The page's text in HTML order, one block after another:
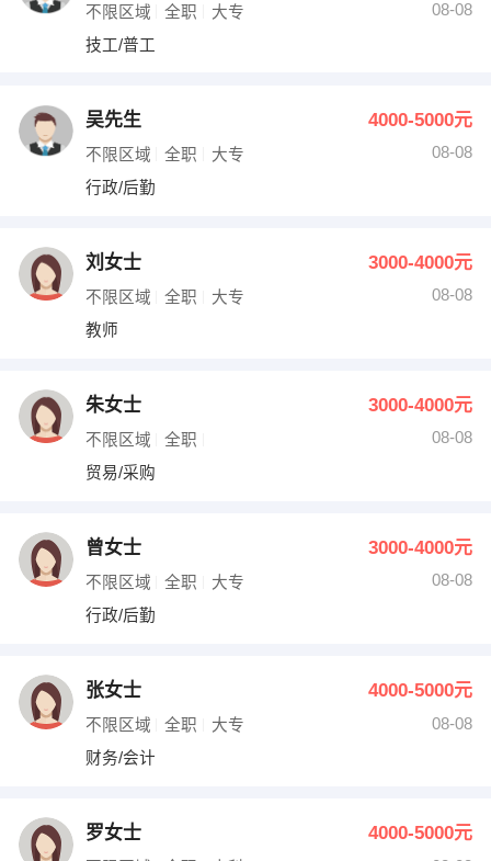
不限区域 全职 大专
08-08
技工/普工
吴先生 4000-5000元
不限区域 全职 大专
08-08
行政/后勤
刘女士 3000-4000元
不限区域 全职 大专
08-08
教师
朱女士 3000-4000元
不限区域 全职
08-08
贸易/采购
曾女士 3000-4000元
不限区域 全职 大专
08-08
行政/后勤
张女士 4000-5000元
不限区域 全职 大专
08-08
财务/会计
罗女士 4000-5000元